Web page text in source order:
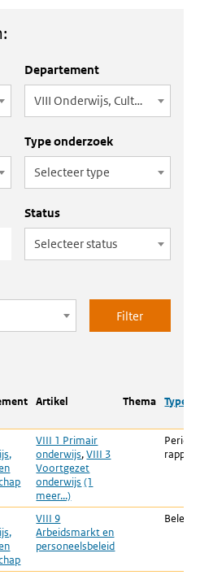
Departement
VIII Onderwijs, Cultuur en Wetenschap
Type onderzoek
Selecteer type
Status
Selecteer status
Artikel Thema Type
VIII 1 Primair
onderwijs,VIII 3
Voortgezet
onderwijs (1
meer...)
VIII 9
Arbeidsmarkt en
personeelsbeleid